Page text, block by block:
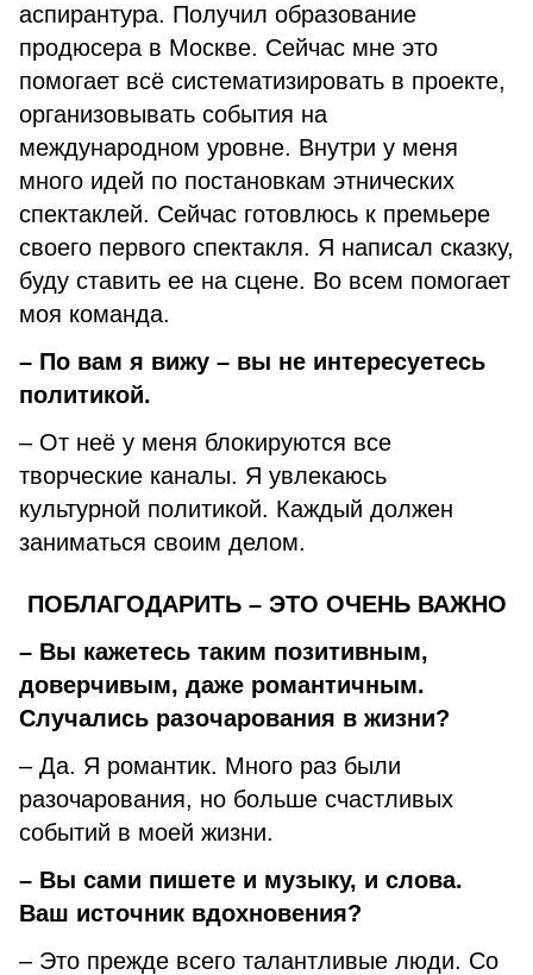
аспирантура. Получил образование
продюсера в Москве. Сейчас мне это
помогает всё систематизировать в проекте,
организовывать события на
международном уровне. Внутри у меня
много идей по постановкам этнических
спектаклей. Сейчас готовлюсь к премьере
своего первого спектакля. Я написал сказку,
буду ставить ее на сцене. Во всем помогает
моя команда.
– По вам я вижу – вы не интересуетесь
политикой.
– От неё у меня блокируются все
творческие каналы. Я увлекаюсь
культурной политикой. Каждый должен
заниматься своим делом.
ПОБЛАГОДАРИТЬ – ЭТО ОЧЕНЬ ВАЖНО
– Вы кажетесь таким позитивным,
доверчивым, даже романтичным.
Случались разочарования в жизни?
– Да. Я романтик. Много раз были
разочарования, но больше счастливых
событий в моей жизни.
– Вы сами пишете и музыку, и слова.
Ваш источник вдохновения?
– Это прежде всего талантливые люди. Со